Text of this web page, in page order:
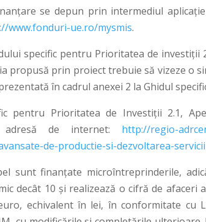
se depun prin intermediul
www.fonduri-ue.ro/mysmis.
specific pentru Prioritatea de investiții
propusă prin proiect trebuie să vizeze o
în cadrul anexei 2 la Ghidul
pentru Prioritatea de Investiţii 2.1,
adresă de internet: http://regio-
de-productie-si-dezvoltarea-
sunt finanțate microîntreprinderile,
decât 10 şi realizează o cifră de
echivalent în lei, în conformitate cu